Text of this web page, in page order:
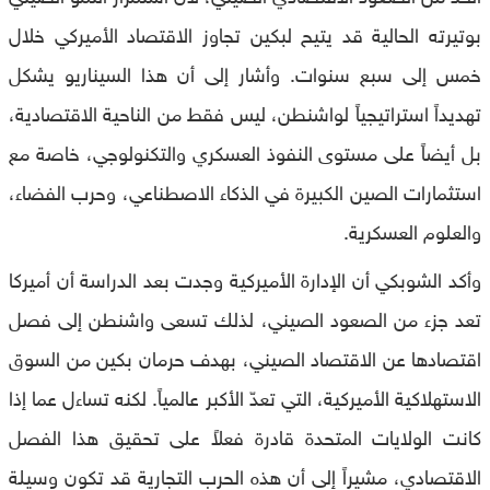
بوتيرته الحالية قد يتيح لبكين تجاوز الاقتصاد الأميركي خلال
خمس إلى سبع سنوات. وأشار إلى أن هذا السيناريو يشكل
تهديداً استراتيجياً لواشنطن، ليس فقط من الناحية الاقتصادية،
بل أيضاً على مستوى النفوذ العسكري والتكنولوجي، خاصة مع
استثمارات الصين الكبيرة في الذكاء الاصطناعي، وحرب الفضاء،
والعلوم العسكرية.
وأكد الشوبكي أن الإدارة الأميركية وجدت بعد الدراسة أن أميركا
تعد جزء من الصعود الصيني، لذلك تسعى واشنطن إلى فصل
اقتصادها عن الاقتصاد الصيني، بهدف حرمان بكين من السوق
الاستهلاكية الأميركية، التي تعدّ الأكبر عالمياً. لكنه تساءل عما إذا
كانت الولايات المتحدة قادرة فعلاً على تحقيق هذا الفصل
الاقتصادي، مشيراً إلى أن هذه الحرب التجارية قد تكون وسيلة